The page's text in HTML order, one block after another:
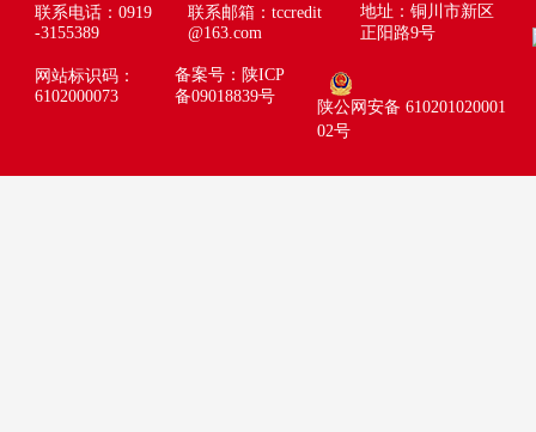
联系电话：0919
-3155389
联系邮箱：tccredit
@163.com
地址：铜川市新区
正阳路9号
网站标识码：
6102000073
备案号：陕ICP
备09018839号
陕公网安备 610201020001
02号